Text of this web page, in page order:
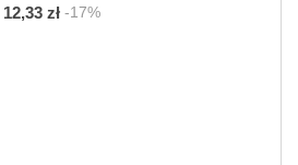
12,33 zł -17%